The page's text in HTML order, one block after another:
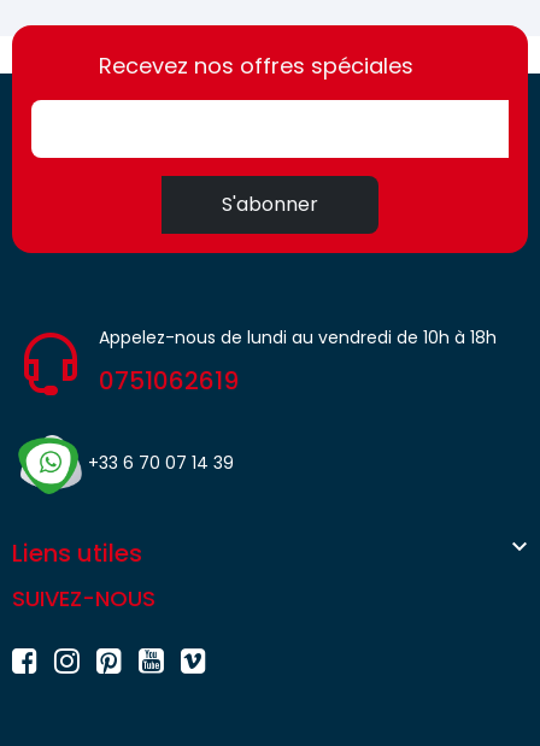
https://france-
access.fr
https://france-
access.fr
Recevez nos offres spéciales
S'abonner
Appelez-nous de lundi au vendredi de 10h à 18h
0751062619
+33 6 70 07 14 39
Liens utiles 
SUIVEZ-NOUS